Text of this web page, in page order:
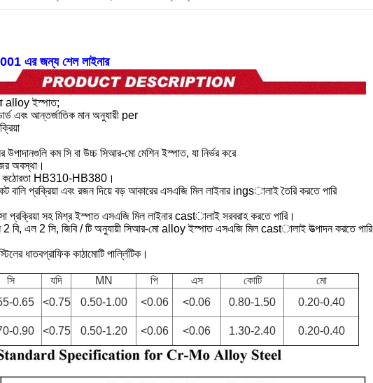
এর জন্য শেল লাইনার
alloy ইস্পাত;
এবং আন্তর্জাতিক মান অনুযায়ী per
উপাদানগুলি কম সি বা উচ্চ সিআর-মো মেশিন ইস্পাত, যা নির্ভর করে
অবস্থা।
HB310-HB380।
বালি প্রক্রিয়া এবং রজন দিয়ে বড় আকারের এসএজি মিল লাইনার ingsালাই তৈরি করতে পারি
প্রক্রিয়া সহ মিশ্র ইস্পাত এসএজি মিল লাইনার castালাই সরবরাহ করতে পারি।
এল 2 সি, জিবি / টি অনুযায়ী সিআর-মো alloy ইস্পাত এসএজি মিল castালাই উত্পাদন করতে পারি
ধাতবগ্রাফিক কাঠামোটি পার্ল্লিটিক।
সি যদি MN পি এস কোটি
মো
0.65 <0.75 0.50-1.00 <0.06 <0.06 0.80-1.50
0.20-0.40
0.90 <0.75 0.50-1.20 <0.06 <0.06 1.30-2.40 0.20-0.40